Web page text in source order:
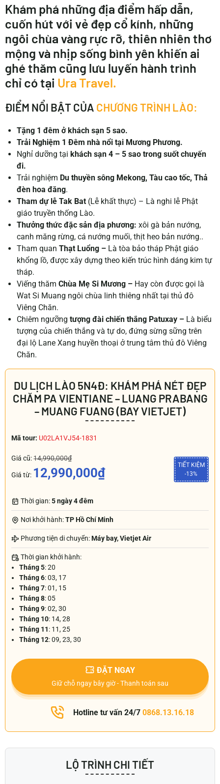
Khám phá những địa điểm hấp dẫn,
cuốn hút với vẻ đẹp cổ kính, những
ngôi chùa vàng rực rỡ, thiên nhiên thơ
mộng và nhịp sống bình yên khiến ai
ghé thăm cũng lưu luyến hành trình
chỉ có tại Ura Travel.
ĐIỂM NỔI BẬT CỦA CHƯƠNG TRÌNH LÀO:
Tặng 1 đêm ở khách sạn 5 sao.
Trải Nghiệm 1 Đêm nhà nổi tại Mương Phương.
Nghỉ dưỡng tại khách sạn 4 – 5 sao trong suốt chuyến
đi.
Trải nghiệm Du thuyền sông Mekong, Tàu cao tốc, Thả
đèn hoa đăng.
Tham dự lễ Tak Bat (Lễ khất thực) – Là nghi lễ Phật
giáo truyền thống Lào.
Thưởng thức đặc sản địa phương:xôi gà bản nướng,
canh măng rừng, cá nướng muối, thịt heo bản nướng..
Tham quanThạt Luổng – Là tòa bảo tháp Phật giáo
khổng lồ, được xây dựng theo kiến trúc hình dáng kim tự
tháp.
Viếng thămChùa Mẹ Si Mương – Hay còn được gọi là
Wat Si Muang ngôi chùa linh thiêng nhất tại thủ đô
Viêng Chăn.
Chiêm ngưỡng tượng đài chiến thắng Patuxay – Là biểu
tượng của chiến thắng và tự do, đứng sừng sững trên
đại lộ Lane Xang huyền thoại ở trung tâm thủ đô Viêng
Chăn.
LỘ TRÌNH CHI TIẾT
DU LỊCH LÀO 5N4Đ: KHÁM PHÁ NÉT ĐẸP
CHĂM PA VIENTIANE – LUANG PRABANG
– MUANG FUANG (BAY VIETJET)
Mã tour: U02LA1VJ54-1831
Giá cũ:14,990,000₫
Giá từ: 12,990,000₫
TIẾT KIỆM
-13%
Thời gian:5 ngày 4 đêm
Nơi khởi hành:TP Hồ Chí Minh
Phương tiện di chuyển:Máy bay, Vietjet Air
Thời gian khởi hành:
Tháng 5: 20
Tháng 6: 03, 17
Tháng 7: 01, 15
Tháng 8: 05
Tháng 9: 02, 30
Tháng 10: 14, 28
Tháng 11: 11, 25
Tháng 12: 09, 23, 30
ĐẶT NGAY
Giữ chỗ ngay bây giờ - Thanh toán sau
Hotline tư vấn 24/7 0868.13.16.18